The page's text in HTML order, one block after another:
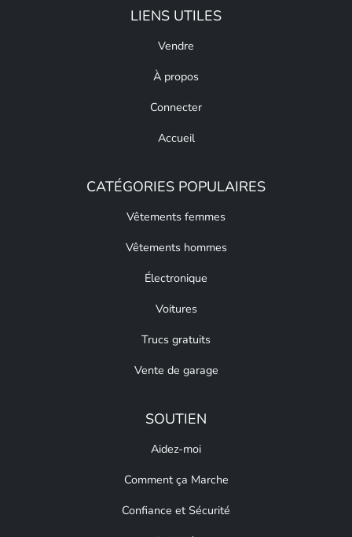
LIENS UTILES
Vendre
À propos
Connecter
Accueil
CATÉGORIES POPULAIRES
Vêtements femmes
Vêtements hommes
Électronique
Voitures
Trucs gratuits
Vente de garage
SOUTIEN
Aidez-moi
Comment ça Marche
Confiance et Sécurité